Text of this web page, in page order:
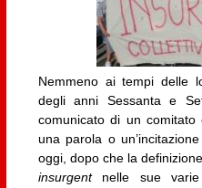
Nemmeno ai tempi delle
degli anni Sessanta e
comunicato di un
una parola o
oggi, dopo che la
insurgentnelle sue varie